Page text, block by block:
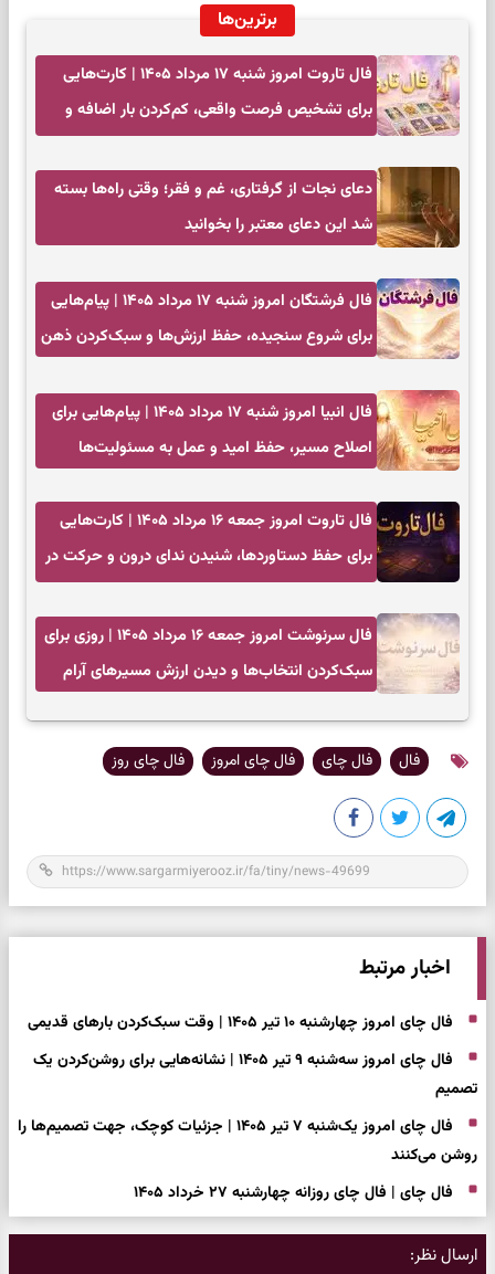
برترین‌ها
فال تاروت امروز شنبه ۱۷ مرداد ۱۴۰۵ | کارت‌هایی
برای تشخیص فرصت واقعی، کم‌کردن بار اضافه و
دعای نجات از گرفتاری، غم و فقر؛ وقتی راه‌ها بسته
شد این دعای معتبر را بخوانید
فال فرشتگان امروز شنبه ۱۷ مرداد ۱۴۰۵ | پیام‌هایی
برای شروع سنجیده، حفظ ارزش‌ها و سبک‌کردن ذهن
فال انبیا امروز شنبه ۱۷ مرداد ۱۴۰۵ | پیام‌هایی برای
اصلاح مسیر، حفظ امید و عمل به مسئولیت‌ها
فال تاروت امروز جمعه ۱۶ مرداد ۱۴۰۵ | کارت‌هایی
برای حفظ دستاوردها، شنیدن ندای درون و حرکت در
فال سرنوشت امروز جمعه ۱۶ مرداد ۱۴۰۵ | روزی برای
سبک‌کردن انتخاب‌ها و دیدن ارزش مسیرهای آرام
فال فال چای فال چای امروز فال چای روز
اخبار مرتبط
فال چای امروز چهارشنبه ۱۰ تیر ۱۴۰۵ | وقت سبک‌کردن بارهای قدیمی
فال چای امروز سه‌شنبه ۹ تیر ۱۴۰۵ | نشانه‌هایی برای روشن‌کردن یک
تصمیم
فال چای امروز یک‌شنبه ۷ تیر ۱۴۰۵ | جزئیات کوچک، جهت تصمیم‌ها را
روشن می‌کنند
فال چای | فال چای روزانه چهارشنبه ۲۷ خرداد ۱۴۰۵
ارسال نظر: